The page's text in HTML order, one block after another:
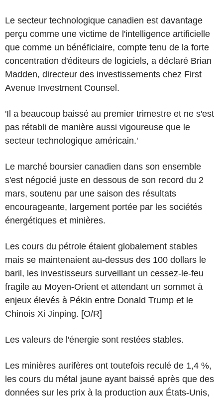
Le secteur technologique canadien est davantage
perçu comme une victime de l'intelligence artificielle
que comme un bénéficiaire, compte tenu de la forte
concentration d'éditeurs de logiciels, a déclaré Brian
Madden, directeur des investissements chez First
Avenue Investment Counsel.
'Il a beaucoup baissé au premier trimestre et ne s'est
pas rétabli de manière aussi vigoureuse que le
secteur technologique américain.'
Le marché boursier canadien dans son ensemble
s'est négocié juste en dessous de son record du 2
mars, soutenu par une saison des résultats
encourageante, largement portée par les sociétés
énergétiques et minières.
Les cours du pétrole étaient globalement stables
mais se maintenaient au-dessus des 100 dollars le
baril, les investisseurs surveillant un cessez-le-feu
fragile au Moyen-Orient et attendant un sommet à
enjeux élevés à Pékin entre Donald Trump et le
Chinois Xi Jinping. [O/R]
Les valeurs de l'énergie sont restées stables.
Les minières aurifères ont toutefois reculé de 1,4 %,
les cours du métal jaune ayant baissé après que des
données sur les prix à la production aux États-Unis,